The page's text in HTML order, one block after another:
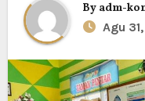
By adm-
Agu